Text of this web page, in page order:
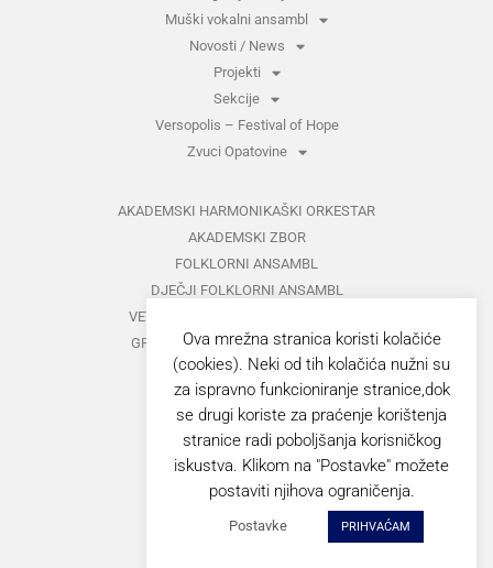
Muški vokalni ansambl
Novosti / News
Projekti
Sekcije
Versopolis – Festival of Hope
Zvuci Opatovine
AKADEMSKI HARMONIKAŠKI ORKESTAR
AKADEMSKI ZBOR
FOLKLORNI ANSAMBL
DJEČJI FOLKLORNI ANSAMBL
VETERANI FOLKLORNOG ANSAMBLA
GRUPA ZA MEĐUNARODNI FOLKLOR
KAZALIŠTE
MUŠKI VOKALNI ANSAMBL
ZAJEDNIČKI KONCERTI
GORANOVO PROLJEĆE
Ova mrežna stranica koristi kolačiće
(cookies). Neki od tih kolačića nužni su
za ispravno funkcioniranje stranice,dok
se drugi koriste za praćenje korištenja
stranice radi poboljšanja korisničkog
iskustva. Klikom na "Postavke" možete
postaviti njihova ograničenja.
Postavke PRIHVAĆAM